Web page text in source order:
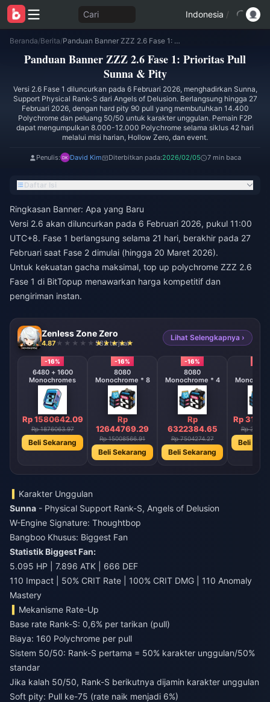
Cari Indonesia /
Beranda/Berita/ Panduan Banner ZZZ 2.6 Fase 1: Prioritas Pull Sunna & Pity
Panduan Banner ZZZ 2.6 Fase 1: Prioritas Pull
Sunna & Pity
Versi 2.6 Fase 1 diluncurkan pada 6 Februari 2026, menghadirkan Sunna,
Support Physical Rank-S dari Angels of Delusion. Berlangsung hingga 27
Februari 2026, dengan hard pity 90 pull yang membutuhkan 14.400
Polychrome dan peluang 50/50 untuk karakter unggulan. Pemain F2P
dapat mengumpulkan 8.000-12.000 Polychrome selama siklus 42 hari
melalui misi harian, Hollow Zero, dan event.
Penulis: David Kim Diterbitkan pada:2026/02/05 7 min baca
Daftar Isi
Ringkasan Banner: Apa yang Baru
Versi 2.6 akan diluncurkan pada 6 Februari 2026, pukul 11:00
UTC+8. Fase 1 berlangsung selama 21 hari, berakhir pada 27
Februari saat Fase 2 dimulai (hingga 20 Maret 2026).
Untuk kekuatan gacha maksimal, top up polychrome ZZZ 2.6
Fase 1 di BitTopup menawarkan harga kompetitif dan
pengiriman instan.
Zenless Zone Zero
4.87 582 terjual
Lihat Selengkapnya ›
-16%
6480 + 1600
Monochromes
Rp 1580642.09
Rp 1876063.97
Beli Sekarang
-16%
8080
Monochrome * 8
Rp
12644769.29
Rp 15008566.91
Beli Sekarang
-16%
8080
Monochrome * 4
Rp
6322384.65
Rp 7504274.27
Beli Sekarang
Rp
Rp
Beli
Karakter Unggulan
Sunna - Physical Support Rank-S, Angels of Delusion
W-Engine Signature: Thoughtbop
Bangboo Khusus: Biggest Fan
Statistik Biggest Fan:
5.095 HP | 7.896 ATK | 666 DEF
110 Impact | 50% CRIT Rate | 100% CRIT DMG | 110 Anomaly
Mastery
Mekanisme Rate-Up
Base rate Rank-S: 0,6% per tarikan (pull)
Biaya: 160 Polychrome per pull
Sistem 50/50: Rank-S pertama = 50% karakter unggulan/50%
standar
Jika kalah 50/50, Rank-S berikutnya dijamin karakter unggulan
Soft pity: Pull ke-75 (rate naik menjadi 6%)